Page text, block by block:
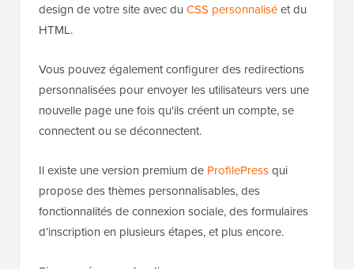
design de votre site avec du CSS personnaliséet du
HTML.
Vous pouvez également configurer des redirections
personnalisées pour envoyer les utilisateurs vers une
nouvelle page une fois qu'ils créent un compte, se
connectent ou se déconnectent.
Il existe une version premium de ProfilePressqui
propose des thèmes personnalisables, des
fonctionnalités de connexion sociale, des formulaires
d’inscription en plusieurs étapes, et plus encore.